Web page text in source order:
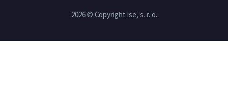
2026 © Copyright ise, s. r. o.